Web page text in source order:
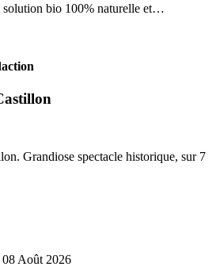
solution bio 100% naturelle et…
Grandiose spectacle historique, sur 7
08 Août 2026